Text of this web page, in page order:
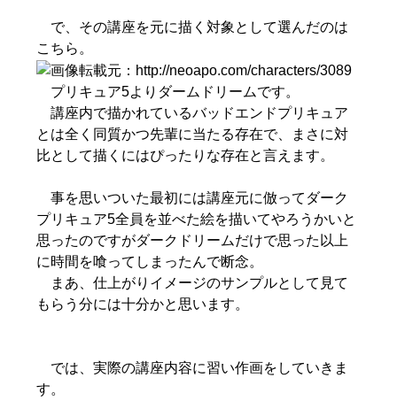
で、その講座を元に描く対象として選んだのは
こちら。
プリキュア5よりダームドリームです。
講座内で描かれているバッドエンドプリキュア
とは全く同質かつ先輩に当たる存在で、まさに対
比として描くにはぴったりな存在と言えます。
事を思いついた最初には講座元に倣ってダーク
プリキュア5全員を並べた絵を描いてやろうかいと
思ったのですがダークドリームだけで思った以上
に時間を喰ってしまったんで断念。
まあ、仕上がりイメージのサンプルとして見て
もらう分には十分かと思います。
では、実際の講座内容に習い作画をしていきま
す。